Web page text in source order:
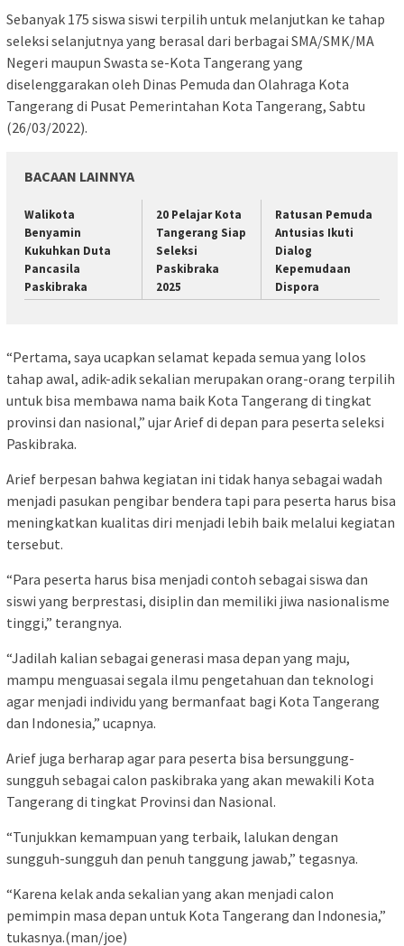
Sebanyak 175 siswa siswi terpilih untuk melanjutkan ke tahap
seleksi selanjutnya yang berasal dari berbagai SMA/SMK/MA
Negeri maupun Swasta se-Kota Tangerang yang
diselenggarakan oleh Dinas Pemuda dan Olahraga Kota
Tangerang di Pusat Pemerintahan Kota Tangerang, Sabtu
(26/03/2022).
BACAAN LAINNYA
Walikota
Benyamin
Kukuhkan Duta
Pancasila
Paskibraka
20 Pelajar Kota
Tangerang Siap
Seleksi
Paskibraka
2025
Ratusan Pemuda
Antusias Ikuti
Dialog
Kepemudaan
Dispora
“Pertama, saya ucapkan selamat kepada semua yang lolos
tahap awal, adik-adik sekalian merupakan orang-orang terpilih
untuk bisa membawa nama baik Kota Tangerang di tingkat
provinsi dan nasional,” ujar Arief di depan para peserta seleksi
Paskibraka.
Arief berpesan bahwa kegiatan ini tidak hanya sebagai wadah
menjadi pasukan pengibar bendera tapi para peserta harus bisa
meningkatkan kualitas diri menjadi lebih baik melalui kegiatan
tersebut.
“Para peserta harus bisa menjadi contoh sebagai siswa dan
siswi yang berprestasi, disiplin dan memiliki jiwa nasionalisme
tinggi,” terangnya.
“Jadilah kalian sebagai generasi masa depan yang maju,
mampu menguasai segala ilmu pengetahuan dan teknologi
agar menjadi individu yang bermanfaat bagi Kota Tangerang
dan Indonesia,” ucapnya.
Arief juga berharap agar para peserta bisa bersunggung-
sungguh sebagai calon paskibraka yang akan mewakili Kota
Tangerang di tingkat Provinsi dan Nasional.
“Tunjukkan kemampuan yang terbaik, lalukan dengan
sungguh-sungguh dan penuh tanggung jawab,” tegasnya.
“Karena kelak anda sekalian yang akan menjadi calon
pemimpin masa depan untuk Kota Tangerang dan Indonesia,”
tukasnya.(man/joe)